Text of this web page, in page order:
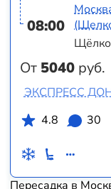
08:00
От 5040 руб.
ЭКСПРЕСС
4.8
30
Пересадка в